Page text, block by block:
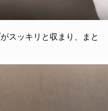
スッキリと収まり、まと